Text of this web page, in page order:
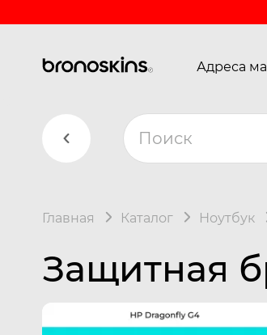
Адреса
Главная Каталог Ноутбук
Защитная